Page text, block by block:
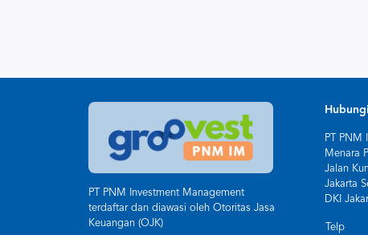
PT PNM Investment Management
terdaftar dan diawasi oleh Otoritas Jasa
Keuangan (OJK)
PT PNM
Menara
Jalan
Jakarta
DKI
Telp